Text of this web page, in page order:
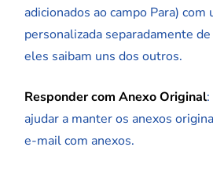
adicionados ao campo Para) com
personalizada separadamente
eles saibam uns dos outros.
Responder com Anexo Original
ajudar a manter os anexos
e-mail com anexos.